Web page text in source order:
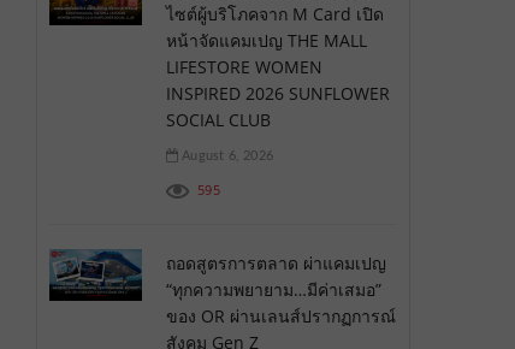
ไซต์ผู้บริโภคจาก M Card เปิด
หน้าจัดแคมเปญ THE MALL
LIFESTORE WOMEN
INSPIRED 2026 SUNFLOWER
SOCIAL CLUB
August 6, 2026
595
ถอดสูตรการตลาด ผ่าแคมเปญ
“ทุกความพยายาม…มีค่าเสมอ”
ของ OR ผ่านเลนส์ปรากฏการณ์
สังคม Gen Z